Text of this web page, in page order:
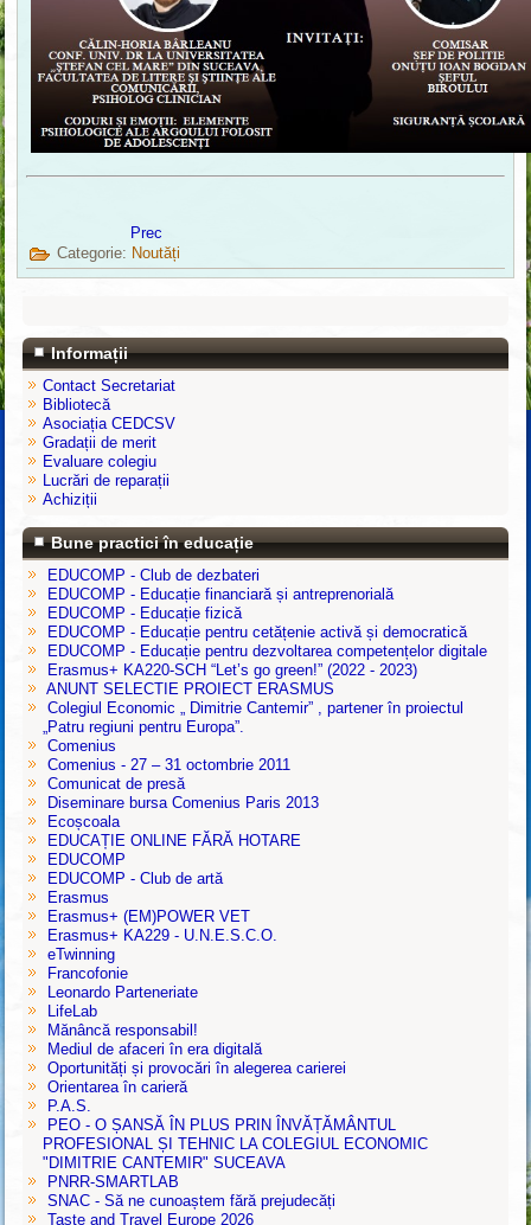
Prec
Categorie: Noutăți
Informații
Contact Secretariat
Bibliotecă
Asociația CEDCSV
Gradații de merit
Evaluare colegiu
Lucrări de reparații
Achiziții
Bune practici în educație
EDUCOMP - Club de dezbateri
EDUCOMP - Educație financiară și antreprenorială
EDUCOMP - Educație fizică
EDUCOMP - Educație pentru cetățenie activă și democratică
EDUCOMP - Educație pentru dezvoltarea competențelor digitale
Erasmus+ KA220-SCH “Let’s go green!” (2022 - 2023)
ANUNT SELECTIE PROIECT ERASMUS
Colegiul Economic „ Dimitrie Cantemir” , partener în proiectul
„Patru regiuni pentru Europa”.
Comenius
Comenius - 27 – 31 octombrie 2011
Comunicat de presă
Diseminare bursa Comenius Paris 2013
Ecoșcoala
EDUCAȚIE ONLINE FĂRĂ HOTARE
EDUCOMP
EDUCOMP - Club de artă
Erasmus
Erasmus+ (EM)POWER VET
Erasmus+ KA229 - U.N.E.S.C.O.
eTwinning
Francofonie
Leonardo Parteneriate
LifeLab
Mănâncă responsabil!
Mediul de afaceri în era digitală
Oportunități și provocări în alegerea carierei
Orientarea în carieră
P.A.S.
PEO - O ȘANSĂ ÎN PLUS PRIN ÎNVĂȚĂMÂNTUL
PROFESIONAL ȘI TEHNIC LA COLEGIUL ECONOMIC
"DIMITRIE CANTEMIR" SUCEAVA
PNRR-SMARTLAB
SNAC - Să ne cunoaștem fără prejudecăți
Taste and Travel Europe 2026